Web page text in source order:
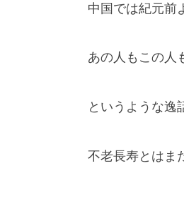
中国では紀元前
あの人もこの人
というような逸
不老長寿とはま